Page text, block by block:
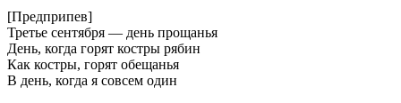
[Предприпев]
Третье сентября — день прощанья
День, когда горят костры рябин
Как костры, горят обещанья
В день, когда я совсем один